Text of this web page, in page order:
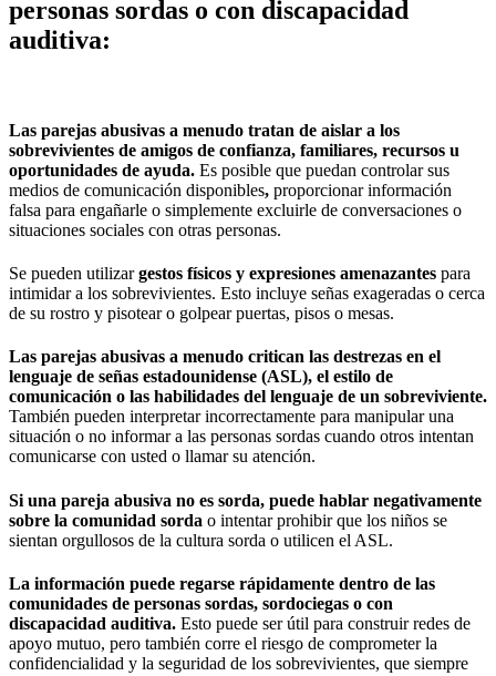
personas sordas o con discapacidad
auditiva:
Las parejas abusivas a menudo tratan de aislar a los
sobrevivientes de amigos de confianza, familiares, recursos u
oportunidades de ayuda. Es posible que puedan controlar sus
medios de comunicación disponibles, proporcionar información
falsa para engañarle o simplemente excluirle de conversaciones o
situaciones sociales con otras personas.
Se pueden utilizargestos físicos y expresiones amenazantes para
intimidar a los sobrevivientes. Esto incluye señas exageradas o cerca
de su rostro y pisotear o golpear puertas, pisos o mesas.
Las parejas abusivas a menudo critican las destrezas en el
lenguaje de señas estadounidense (ASL), el estilo de
comunicación o las habilidades del lenguaje de un sobreviviente.
También pueden interpretar incorrectamente para manipular una
situación o no informar a las personas sordas cuando otros intentan
comunicarse con usted o llamar su atención.
Si una pareja abusiva no es sorda, puede hablar negativamente
sobre la comunidad sorda o intentar prohibir que los niños se
sientan orgullosos de la cultura sorda o utilicen el ASL.
La información puede regarse rápidamente dentro de las
comunidades de personas sordas, sordociegas o con
discapacidad auditiva. Esto puede ser útil para construir redes de
apoyo mutuo, pero también corre el riesgo de comprometer la
confidencialidad y la seguridad de los sobrevivientes, que siempre